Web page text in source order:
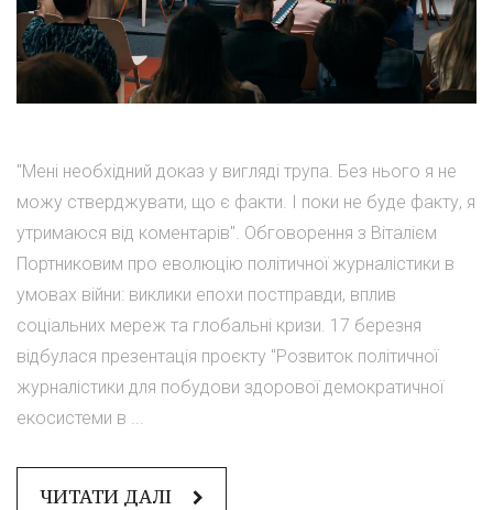
"Мені необхідний доказ у вигляді трупа. Без нього я не
можу стверджувати, що є факти. І поки не буде факту, я
утримаюся від коментарів". Обговорення з Віталієм
Портниковим про еволюцію політичної журналістики в
умовах війни: виклики епохи постправди, вплив
соціальних мереж та глобальні кризи. 17 березня
відбулася презентація проєкту "Розвиток політичної
журналістики для побудови здорової демократичної
екосистеми в ...
ЧИТАТИ ДАЛІ